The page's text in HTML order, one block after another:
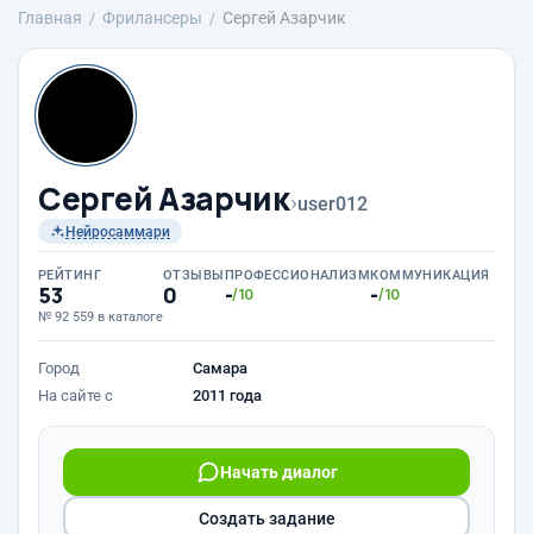
Главная Фрилансеры Сергей Азарчик
Сергей Азарчик›user012
Нейросаммари
РЕЙТИНГ
53
№ 92 559 в каталоге
ОТЗЫВЫ
0
ПРОФЕССИОНАЛИЗМ
-/10
КОММУНИКАЦИЯ
-/10
Город
Самара
На сайте с
2011 года
Начать диалог
Создать задание